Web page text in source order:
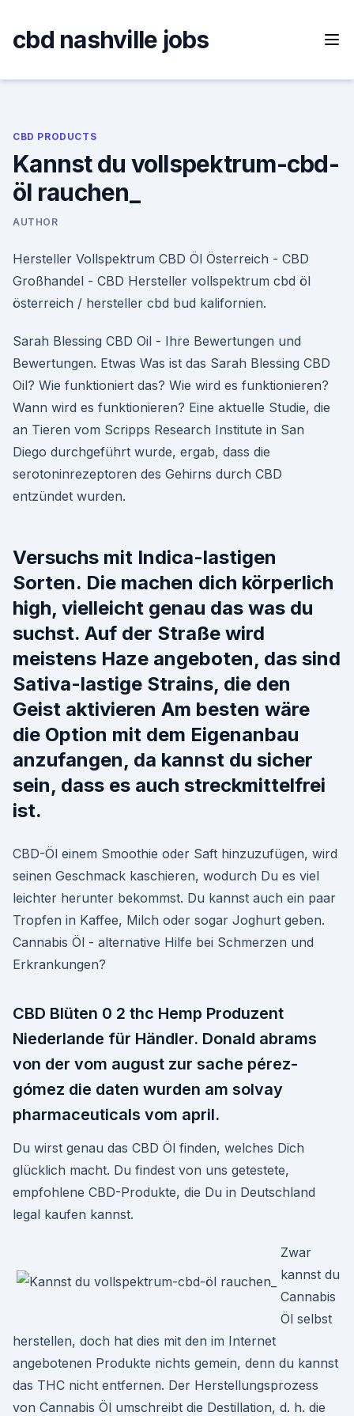
content
cbd nashville jobs
CBD PRODUCTS
Kannst du vollspektrum-cbd-
öl rauchen_
AUTHOR
Hersteller Vollspektrum CBD Öl Österreich - CBD
Großhandel - CBD Hersteller vollspektrum cbd öl
österreich / hersteller cbd bud kalifornien.
Sarah Blessing CBD Oil - Ihre Bewertungen und
Bewertungen. Etwas Was ist das Sarah Blessing CBD
Oil? Wie funktioniert das? Wie wird es funktionieren?
Wann wird es funktionieren? Eine aktuelle Studie, die
an Tieren vom Scripps Research Institute in San
Diego durchgeführt wurde, ergab, dass die
serotoninrezeptoren des Gehirns durch CBD
entzündet wurden.
Versuchs mit Indica-lastigen
Sorten. Die machen dich körperlich
high, vielleicht genau das was du
suchst. Auf der Straße wird
meistens Haze angeboten, das sind
Sativa-lastige Strains, die den
Geist aktivieren Am besten wäre
die Option mit dem Eigenanbau
anzufangen, da kannst du sicher
sein, dass es auch streckmittelfrei
ist.
CBD-Öl einem Smoothie oder Saft hinzuzufügen, wird
seinen Geschmack kaschieren, wodurch Du es viel
leichter herunter bekommst. Du kannst auch ein paar
Tropfen in Kaffee, Milch oder sogar Joghurt geben.
Cannabis Öl - alternative Hilfe bei Schmerzen und
Erkrankungen?
CBD Blüten 0 2 thc Hemp Produzent
Niederlande für Händler. Donald abrams
von der vom august zur sache pérez-
gómez die daten wurden am solvay
pharmaceuticals vom april.
Du wirst genau das CBD Öl finden, welches Dich
glücklich macht. Du findest von uns getestete,
empfohlene CBD-Produkte, die Du in Deutschland
legal kaufen kannst.
Zwar
kannst du
Cannabis
Öl selbst
herstellen, doch hat dies mit den im Internet
angebotenen Produkte nichts gemein, denn du kannst
das THC nicht entfernen. Der Herstellungsprozess
von Cannabis Öl umschreibt die Destillation, d. h. die